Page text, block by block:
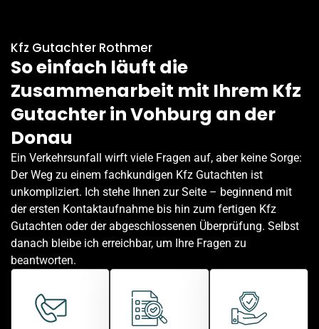
Kfz Gutachter Rothmer
So einfach läuft die
Zusammenarbeit mit Ihrem Kfz
Gutachter in Vohburg an der
Donau
Ein Verkehrsunfall wirft viele Fragen auf, aber keine Sorge:
Der Weg zu einem fachkundigen Kfz Gutachten ist
unkompliziert. Ich stehe Ihnen zur Seite – beginnend mit
der ersten Kontaktaufnahme bis hin zum fertigen Kfz
Gutachten oder der abgeschlossenen Überprüfung. Selbst
danach bleibe ich erreichbar, um Ihre Fragen zu
beantworten.